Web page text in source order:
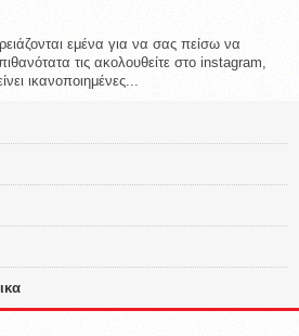
εμένα για να σας πείσω να
τις ακολουθείτε στο instagram,
ικανοποιημένες...